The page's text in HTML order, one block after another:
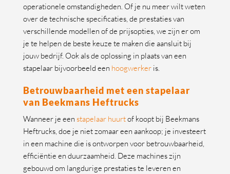
operationele omstandigheden. Of je nu meer wilt weten
over de technische specificaties, de prestaties van
verschillende modellen of de prijsopties, we zijn er om
je te helpen de beste keuze te maken die aansluit bij
jouw bedrijf. Ook als de oplossing in plaats van een
stapelaar bijvoorbeeld een hoogwerker is.
Betrouwbaarheid met een stapelaar
van Beekmans Heftrucks
Wanneer je een stapelaar huurtof koopt bij Beekmans
Heftrucks, doe je niet zomaar een aankoop; je investeert
in een machine die is ontworpen voor betrouwbaarheid,
efficiëntie en duurzaamheid. Deze machines zijn
gebouwd om langdurige prestaties te leveren en